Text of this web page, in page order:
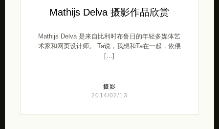
Mathijs Delva 摄影作品欣赏
Mathijs Delva 是来自比利时布鲁日的年轻多媒体艺
术家和网页设计师。 Ta说，我想和Ta在一起，依偎
[…]
摄影
2014/02/13